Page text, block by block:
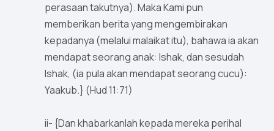
perasaan takutnya). Maka Kami pun
memberikan berita yang mengembirakan
kepadanya (melalui malaikat itu), bahawa ia akan
mendapat seorang anak: Ishak, dan sesudah
Ishak, (ia pula akan mendapat seorang cucu):
Yaakub.} (Hud 11:71)
ii- {Dan khabarkanlah kepada mereka perihal